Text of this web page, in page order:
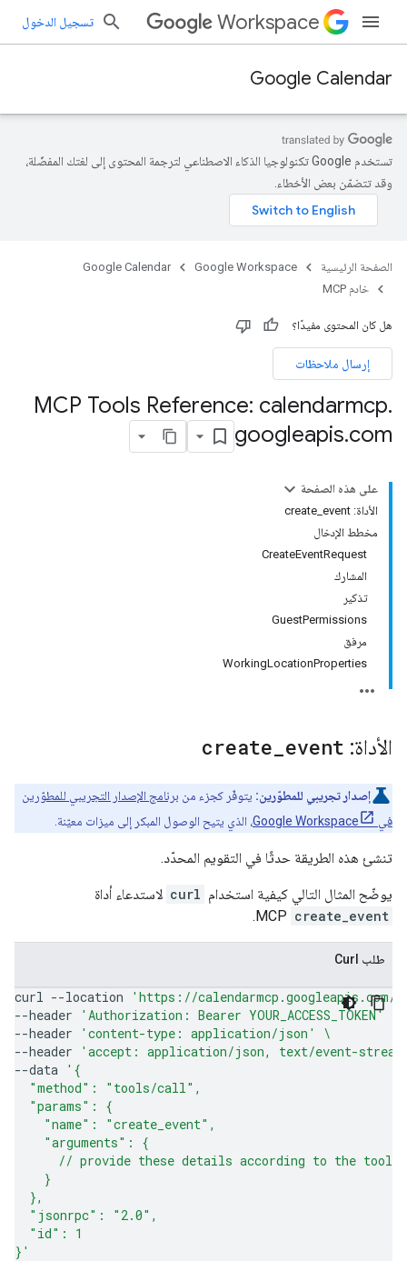
Workspace تسجيل الدخول
Google Calendar
تستخدم Google تكنولوجيا الذكاء الاصطناعي لترجمة المحتوى إلى لغتك المفضّلة،
وقد تتضمّن بعض الأخطاء.
الصفحة الرئيسية Google Workspace
Google Calendar
خادم MCP
هل كان المحتوى مفيدًا؟
إرسال ملاحظات
MCP Tools Reference: calendarmcp.
googleapis.com
على هذه الصفحة
الأداة: create_event
مخطط الإدخال
CreateEventRequest
المشارك
تذكير
GuestPermissions
مرفق
WorkingLocationProperties
الأداة: create event
إصدار تجريبي للمطوّرين: يتوفّر كجزء من برنامج الإصدار التجريبي للمطوّرين
في Google Workspace
، الذي يتيح الوصول المبكر إلى ميزات معيّنة.
تنشئ هذه الطريقة حدثًا في التقويم المحدّد.
يوضّح المثال التالي كيفية استخدام curl لاستدعاء أداة
create_event
طلب Curl
curl --location
'https://calendarmcp.googleapis.com/
--header
'Authorization: Bearer YOUR_ACCESS_TOKEN'
--header
'content-type: application/json'
\
--header
'accept: application/json, text/event-
--data '{
  "method": "tools/call",
  "params": {
    "name": "create_event",
    "arguments": {
// provide these details according to the tool
    }
  },
  "jsonrpc": "2.0",
  "id": 1
}'